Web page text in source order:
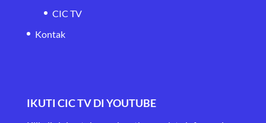
CIC TV
Kontak
IKUTI CIC TV DI YOUTUBE